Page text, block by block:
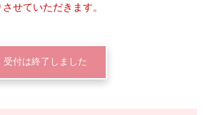
せていただきます。
受付は終了しました